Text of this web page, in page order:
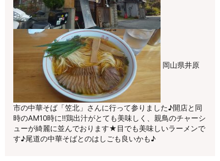
岡山県井原
市の中華そば「笠北」さんに行って参りました♪開店と同
時のAM10時に!!鶏出汁がとても美味しく、親鳥のチャーシ
ューが綺麗に並んでおります★目でも美味しいラーメンで
す♪尾道の中華そばとのはしごも良いかも♪